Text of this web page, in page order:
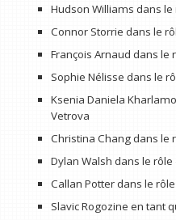
Hudson Williams dans
Connor Storrie dans le
François Arnaud dans le
Sophie Nélisse dans le
Ksenia Daniela
Vetrova
Christina Chang dans le
Dylan Walsh dans le
Callan Potter dans le
Slavic Rogozine en tant